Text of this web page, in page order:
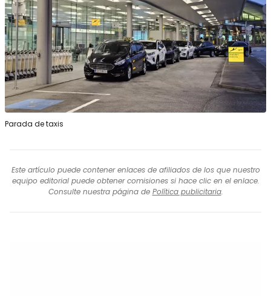
Parada de taxis
Este artículo puede contener enlaces de afiliados de los que nuestro
equipo editorial puede obtener comisiones si hace clic en el enlace.
Consulte nuestra página de Política publicitaria.